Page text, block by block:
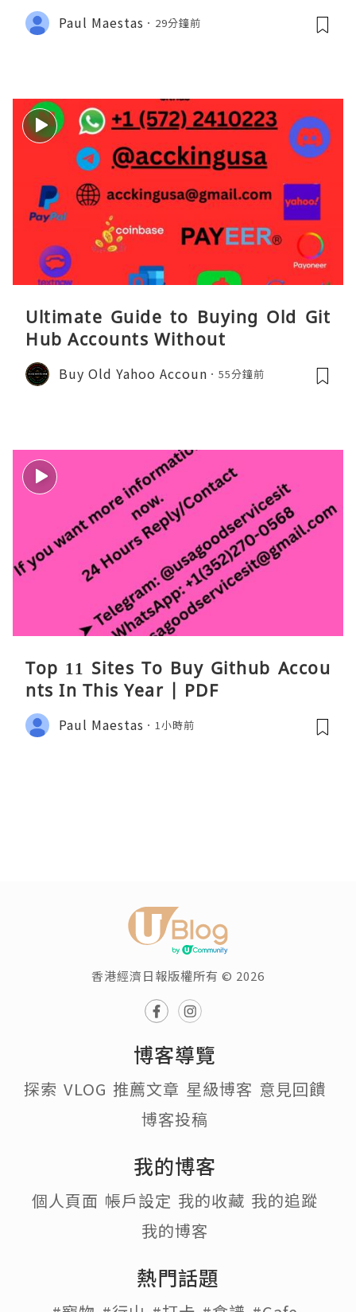
Paul Maestas 29分鐘前
Ultimate Guide to Buying Old Git
Hub Accounts Without
Buy Old Yahoo Accoun 55分鐘前
Top 11 Sites To Buy Github Accou
nts In This Year | PDF
Paul Maestas 1小時前
香港經濟日報版權所有 © 2026
博客導覽
探索 VLOG 推薦文章 星級博客 意見回饋
博客投稿
我的博客
個人頁面 帳戶設定 我的收藏 我的追蹤
我的博客
熱門話題